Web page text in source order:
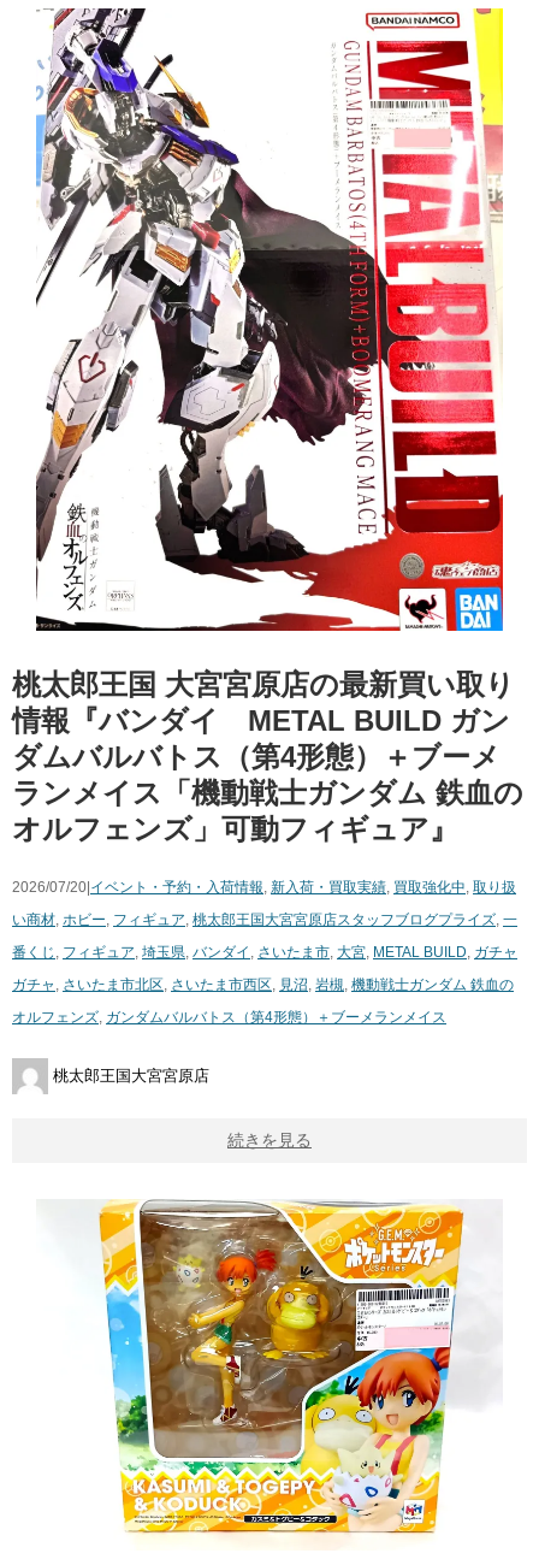
桃太郎王国 大宮宮原店の最新買い取り
情報『バンダイ METAL BUILD ガン
ダムバルバトス（第4形態）＋ブーメ
ランメイス「機動戦士ガンダム 鉄血の
オルフェンズ」可動フィギュア』
2026/07/20| イベント・予約・入荷情報, 新入荷・買取実績, 買取強化中, 取り扱
い商材, ホビー, フィギュア, 桃太郎王国大宮宮原店スタッフブログプライズ, 一
番くじ , フィギュア, 埼玉県, バンダイ , さいたま市, 大宮, METAL BUILD, ガチャ
ガチャ , さいたま市北区, さいたま市西区, 見沼, 岩槻, 機動戦士ガンダム 鉄血の
オルフェンズ, ガンダムバルバトス（第4形態）＋ブーメランメイス
桃太郎王国大宮宮原店
続きを見る